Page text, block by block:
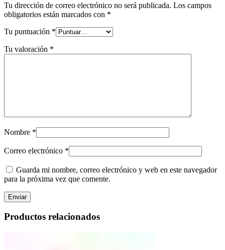
Tu dirección de correo electrónico no será publicada. Los campos
obligatorios están marcados con *
Tu puntuación *
Tu valoración *
Nombre *
Correo electrónico *
Guarda mi nombre, correo electrónico y web en este navegador
para la próxima vez que comente.
Productos relacionados